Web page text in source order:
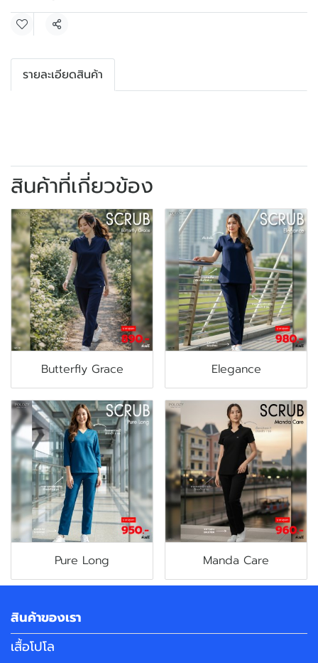
แชร์
รายละเอียดสินค้า
สินค้าที่เกี่ยวข้อง
Butterfly Grace Elegance
Pure Long Manda Care
สินค้าของเรา
เสื้อโปโล